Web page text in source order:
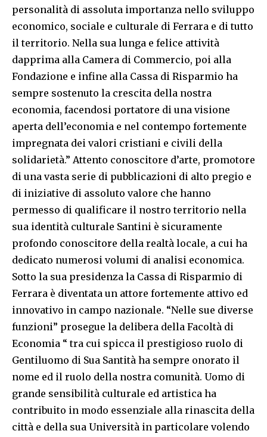
personalità di assoluta importanza nello sviluppo
economico, sociale e culturale di Ferrara e di tutto
il territorio. Nella sua lunga e felice attività
dapprima alla Camera di Commercio, poi alla
Fondazione e infine alla Cassa di Risparmio ha
sempre sostenuto la crescita della nostra
economia, facendosi portatore di una visione
aperta dell’economia e nel contempo fortemente
impregnata dei valori cristiani e civili della
solidarietà.” Attento conoscitore d’arte, promotore
di una vasta serie di pubblicazioni di alto pregio e
di iniziative di assoluto valore che hanno
permesso di qualificare il nostro territorio nella
sua identità culturale Santini è sicuramente
profondo conoscitore della realtà locale, a cui ha
dedicato numerosi volumi di analisi economica.
Sotto la sua presidenza la Cassa di Risparmio di
Ferrara è diventata un attore fortemente attivo ed
innovativo in campo nazionale. “Nelle sue diverse
funzioni” prosegue la delibera della Facoltà di
Economia “ tra cui spicca il prestigioso ruolo di
Gentiluomo di Sua Santità ha sempre onorato il
nome ed il ruolo della nostra comunità. Uomo di
grande sensibilità culturale ed artistica ha
contribuito in modo essenziale alla rinascita della
città e della sua Università in particolare volendo